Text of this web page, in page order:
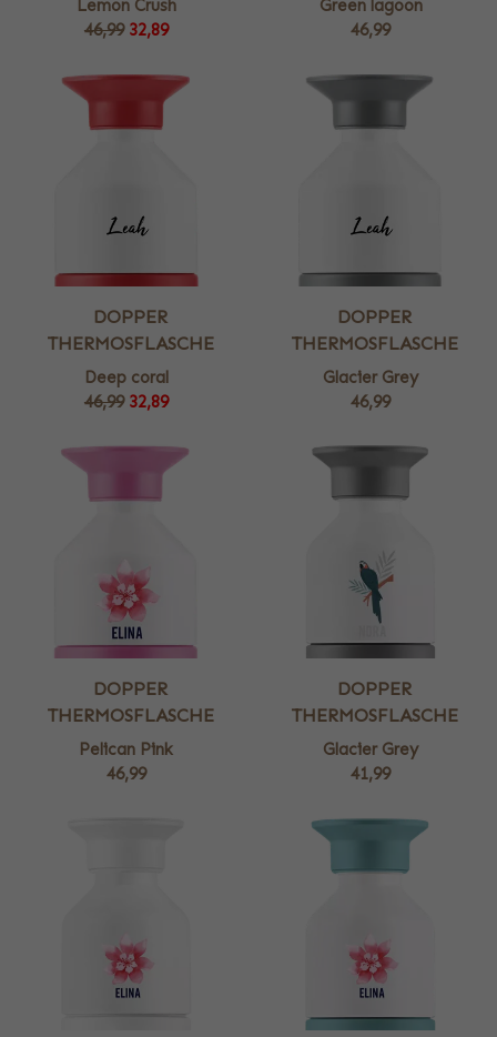
Lemon Crush
46,99 32,89
Green lagoon
46,99
DOPPER
THERMOSFLASCHE
Deep coral
46,99 32,89
DOPPER
THERMOSFLASCHE
Glacier Grey
46,99
DOPPER
THERMOSFLASCHE
Pelican Pink
46,99
DOPPER
THERMOSFLASCHE
Glacier Grey
41,99